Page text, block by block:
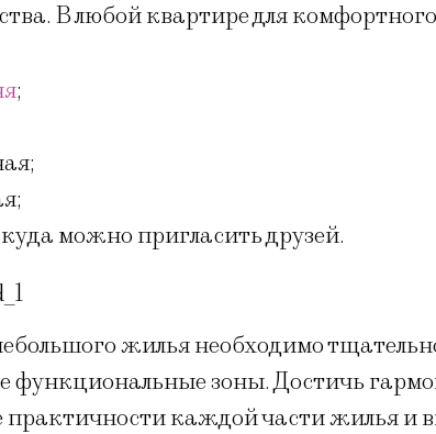
В любой квартире для
;
можно пригласить друзей.
жилья необходимо
функциональные зоны. Достичь
каждой части жилья и